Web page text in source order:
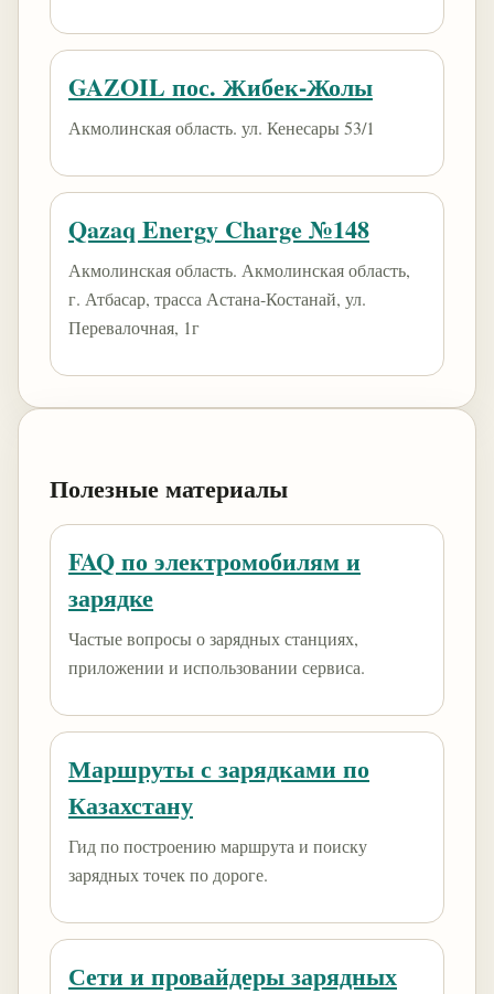
GAZOIL пос. Жибек-Жолы
Акмолинская область. ул. Кенесары 53/1
Qazaq Energy Charge №148
Акмолинская область. Акмолинская область,
г. Атбасар, трасса Астана-Костанай, ул.
Перевалочная, 1г
Полезные материалы
FAQ по электромобилям и
зарядке
Частые вопросы о зарядных станциях,
приложении и использовании сервиса.
Маршруты с зарядками по
Казахстану
Гид по построению маршрута и поиску
зарядных точек по дороге.
Сети и провайдеры зарядных